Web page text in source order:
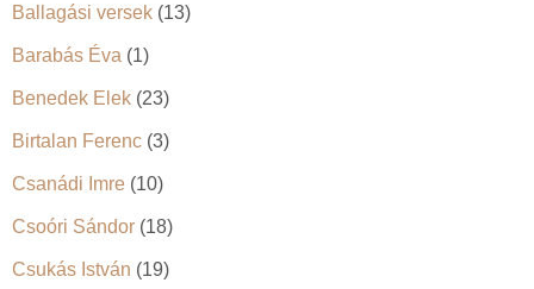
Ballagási versek (13)
Barabás Éva (1)
Benedek Elek (23)
Birtalan Ferenc (3)
Csanádi Imre (10)
Csoóri Sándor (18)
Csukás István (19)